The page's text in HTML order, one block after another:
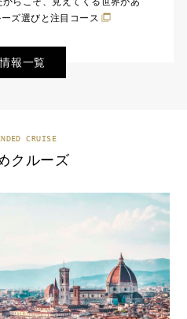
ズ選びと注目コース
報一覧
CRUISE
クルーズ